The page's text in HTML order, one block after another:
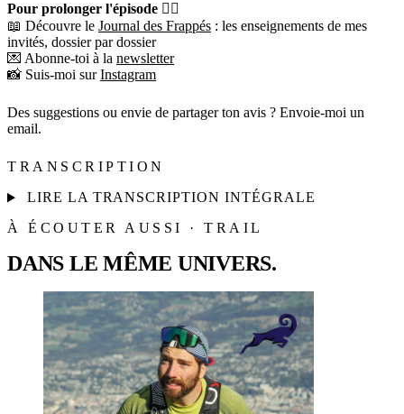
Pour prolonger l'épisode 👇🏼
📖 Découvre le Journal des Frappés : les enseignements de mes
invités, dossier par dossier
💌 Abonne-toi à la newsletter
📸 Suis-moi surInstagram
Des suggestions ou envie de partager ton avis ? Envoie-moi un
email.
TRANSCRIPTION
LIRE LA TRANSCRIPTION INTÉGRALE
À ÉCOUTER AUSSI · TRAIL
DANS LE MÊME UNIVERS.